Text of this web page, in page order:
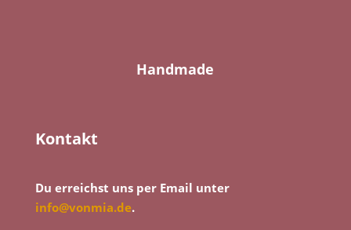
Handmade
Kontakt
Du erreichst uns per Email unter
info@vonmia.de.